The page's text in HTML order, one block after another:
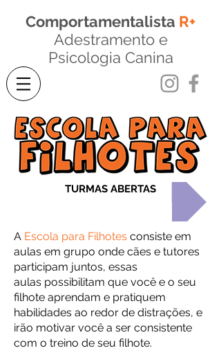
Comportamentalista R+
Adestramento e
Psicologia Canina
Escola para Filhotes
TURMAS ABERTAS
A Escola para Filhotes consiste em
aulas em grupo onde cães e tutores
participam juntos, essas
aulas possibilitam que você e o seu
filhote aprendam e pratiquem
habilidades ao redor de distrações, e
irão motivar você a ser consistente
com o treino de seu filhote.